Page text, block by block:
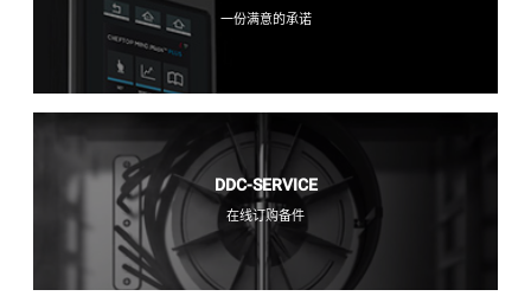
一份满意的承诺
DDC-SERVICE
在线订购备件